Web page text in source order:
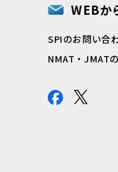
WEBか
SPIのお問い合
NMAT・JMAT